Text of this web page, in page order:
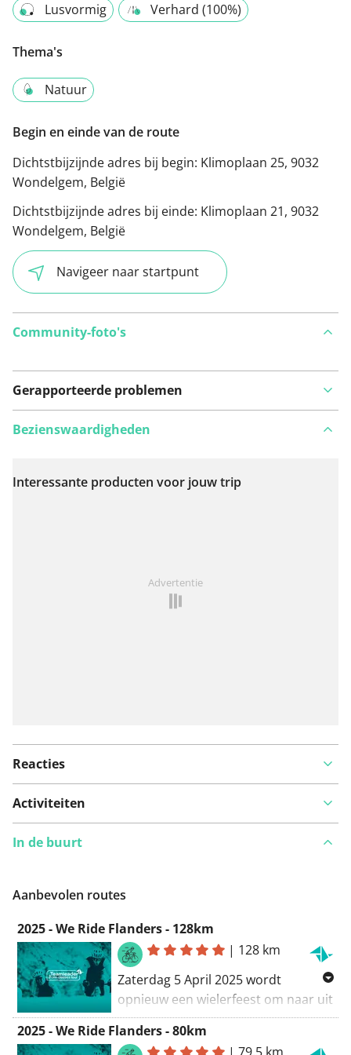
Lusvormig Verhard (100%)
Thema's
Natuur
Begin en einde van de route
Dichtstbijzijnde adres bij begin: Klimoplaan 25, 9032
Wondelgem, België
Dichtstbijzijnde adres bij einde: Klimoplaan 21, 9032
Wondelgem, België
Navigeer naar startpunt
Community-foto's
Gerapporteerde problemen
Bekijk op kaart
Bezienswaardigheden
Interessante producten voor jouw trip
Advertentie
Reacties
Activiteiten
In de buurt
Aanbevolen routes
2025 - We Ride Flanders - 128km
| 128 km
Zaterdag 5 April 2025 wordt
opnieuw een wielerfeest om naar uit
te kijken want dan kan jij, één dag
voor de profs, jouw Ronde rijden.
2025 - We Ride Flanders - 80km